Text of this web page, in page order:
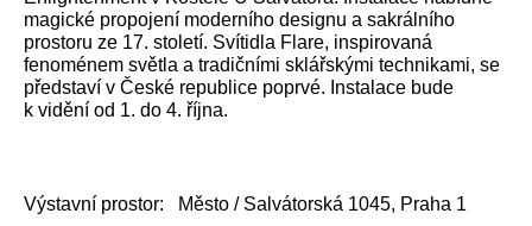
magické propojení moderního designu a sakrálního
prostoru ze 17. století. Svítidla Flare, inspirovaná
fenoménem světla a tradičními sklářskými technikami, se
představí v České republice poprvé. Instalace bude
k vidění od 1. do 4. října.
Výstavní prostor: Město / Salvátorská 1045, Praha 1